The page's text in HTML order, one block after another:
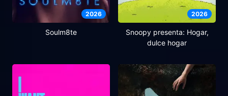
2026
Soulm8te
2026
Snoopy presenta: Hogar,
dulce hogar